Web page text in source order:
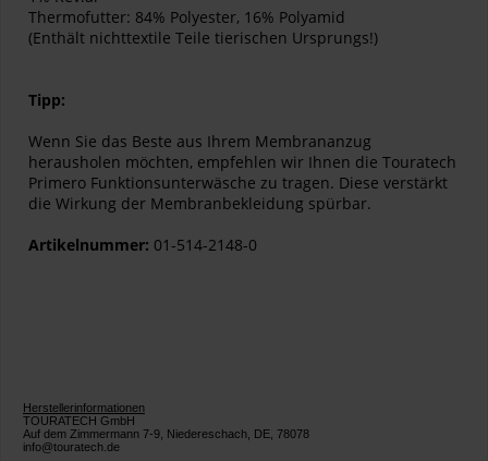
Thermofutter: 84% Polyester, 16% Polyamid
(Enthält nichttextile Teile tierischen Ursprungs!)
Tipp:
Wenn Sie das Beste aus Ihrem Membrananzug
herausholen möchten, empfehlen wir Ihnen die Touratech
Primero Funktionsunterwäsche zu tragen. Diese verstärkt
die Wirkung der Membranbekleidung spürbar.
Artikelnummer: 01-514-2148-0
Herstellerinformationen
TOURATECH GmbH
Auf dem Zimmermann 7-9, Niedereschach, DE, 78078
info@touratech.de